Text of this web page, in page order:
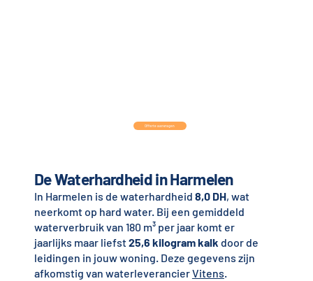
De Waterhardheid in Harmelen
In Harmelen is de waterhardheid 8,0 DH, wat
neerkomt op hard water. Bij een gemiddeld
waterverbruik van 180 m³ per jaar komt er
jaarlijks maar liefst25,6 kilogram kalk door de
leidingen in jouw woning. Deze gegevens zijn
afkomstig van waterleverancierVitens.
Offerte aanvragen